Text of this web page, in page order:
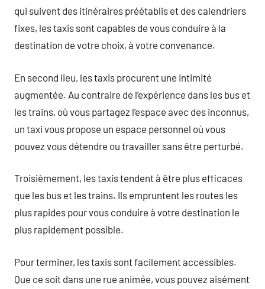
qui suivent des itinéraires préétablis et des calendriers
fixes, les taxis sont capables de vous conduire à la
destination de votre choix, à votre convenance.
En second lieu, les taxis procurent une intimité
augmentée. Au contraire de l’expérience dans les bus et
les trains, où vous partagez l’espace avec des inconnus,
un taxi vous propose un espace personnel où vous
pouvez vous détendre ou travailler sans être perturbé.
Troisièmement, les taxis tendent à être plus efficaces
que les bus et les trains. Ils empruntent les routes les
plus rapides pour vous conduire à votre destination le
plus rapidement possible.
Pour terminer, les taxis sont facilement accessibles.
Que ce soit dans une rue animée, vous pouvez aisément